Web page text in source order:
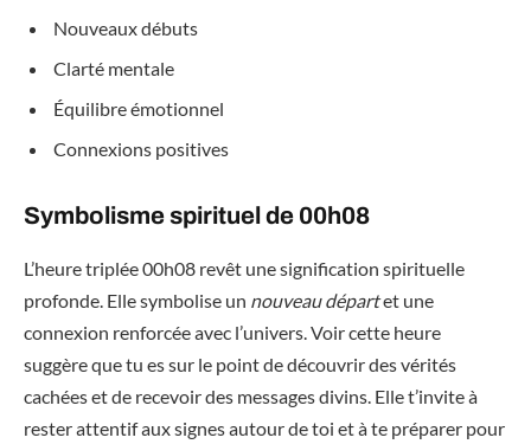
Nouveaux débuts
Clarté mentale
Équilibre émotionnel
Connexions positives
Symbolisme spirituel de 00h08
L’heure triplée 00h08 revêt une signification spirituelle
profonde. Elle symbolise un nouveau départet une
connexion renforcée avec l’univers. Voir cette heure
suggère que tu es sur le point de découvrir des vérités
cachées et de recevoir des messages divins. Elle t’invite à
rester attentif aux signes autour de toi et à te préparer pour